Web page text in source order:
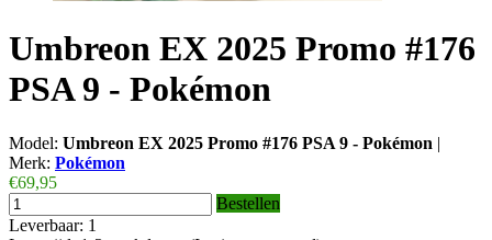
Umbreon EX 2025 Promo #176
PSA 9 - Pokémon
Model: Umbreon EX 2025 Promo #176 PSA 9 - Pokémon |
Merk: Pokémon
€69,95
Bestellen
Leverbaar: 1